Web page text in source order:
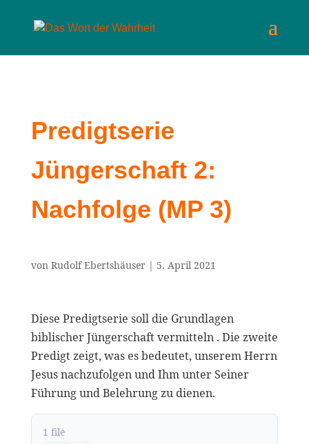
Predigtserie
Jüngerschaft 2:
Nachfolge (MP 3)
von Rudolf Ebertshäuser| 5. April 2021
Diese Predigtserie soll die Grundlagen
biblischer Jüngerschaft vermitteln . Die zweite
Predigt zeigt, was es bedeutet, unserem Herrn
Jesus nachzufolgen und Ihm unter Seiner
Führung und Belehrung zu dienen.
1 file